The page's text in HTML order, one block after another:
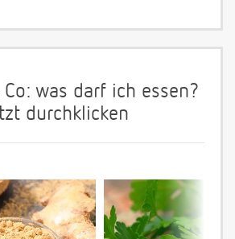
Co: was darf ich essen?
durchklicken